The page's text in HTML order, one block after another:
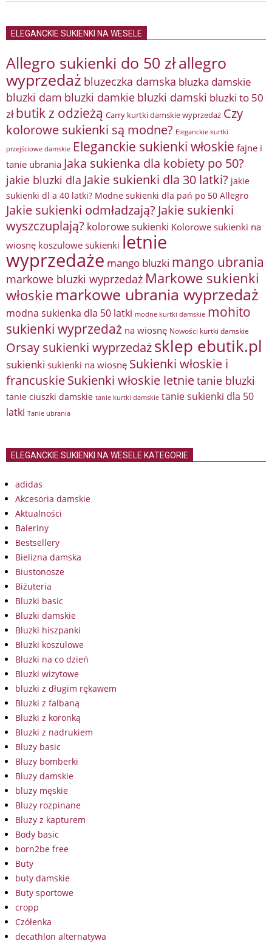
ELEGANCKIE SUKIENKI NA WESELE
Allegro sukienki do 50 złallegro
wyprzedaż bluzeczka damska bluzka damskie
bluzki dam bluzki damkie bluzki damski bluzki to 50
zł butik z odzieżą Carry kurtki damskie wyprzedaż Czy
kolorowe sukienki są modne? Eleganckie kurtki
przejściowe damskie Eleganckie sukienki włoskie fajne i
tanie ubrania Jaka sukienka dla kobiety po 50?
jakie bluzki dla Jakie sukienki dla 30 latki? jakie
sukienki dl a 40 latki? Modne sukienki dla pań po 50 Allegro
Jakie sukienki odmładzają? Jakie sukienki
wyszczuplają? kolorowe sukienki Kolorowe sukienki na
wiosnę koszulowe sukienki letnie
wyprzedaże mango bluzki mango ubrania
markowe bluzki wyprzedaż Markowe sukienki
włoskie markowe ubrania wyprzedaż
modna sukienka dla 50 latki modne kurtki damskie mohito
sukienki wyprzedaż na wiosnę Nowości kurtki damskie
Orsay sukienki wyprzedażsklep ebutik.pl
sukienki sukienki na wiosnę Sukienki włoskie i
francuskieSukienki włoskie letnietanie bluzki
tanie ciuszki damskie tanie kurtki damskie tanie sukienki dla 50
latki Tanie ubrania
ELEGANCKIE SUKIENKI NA WESELE KATEGORIE
adidas
Akcesoria damskie
Aktualności
Baleriny
Bestsellery
Bielizna damska
Biustonosze
Biżuteria
Bluzki basic
Bluzki damskie
Bluzki hiszpanki
Bluzki koszulowe
Bluzki na co dzień
Bluzki wizytowe
bluzki z długim rękawem
Bluzki z falbaną
Bluzki z koronką
Bluzki z nadrukiem
Bluzy basic
Bluzy bomberki
Bluzy damskie
bluzy męskie
Bluzy rozpinane
Bluzy z kapturem
Body basic
born2be free
Buty
buty damskie
Buty sportowe
cropp
Czółenka
decathlon alternatywa